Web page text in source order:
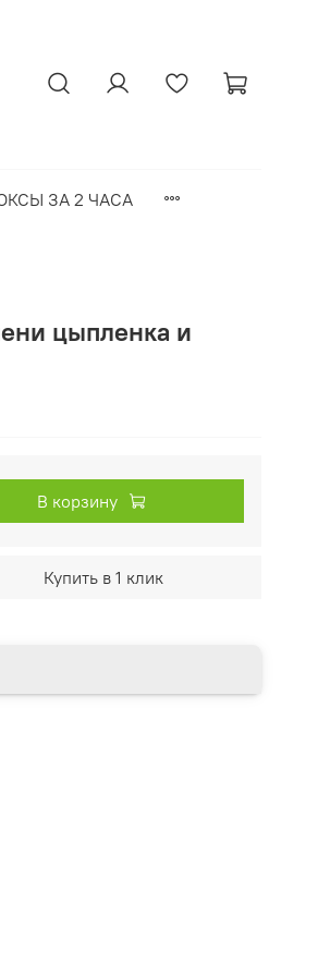
ЗА 2 ЧАСА
цыпленка и
В корзину
Купить в 1 клик